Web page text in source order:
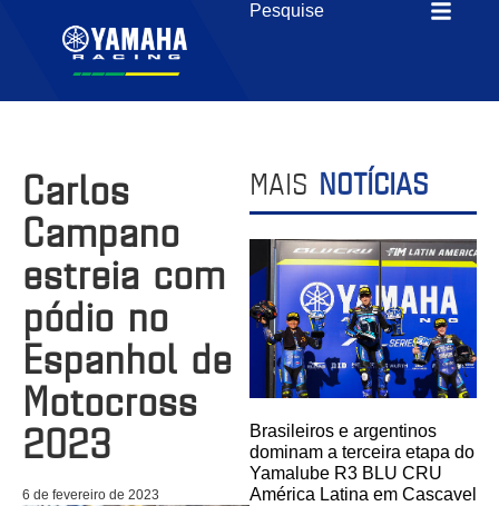
Carlos
Campano
estreia com
pódio no
Espanhol de
Motocross
2023
6 de fevereiro de 2023
MAIS NOTÍCIAS
Brasileiros e argentinos
dominam a terceira etapa do
Yamalube R3 BLU CRU
América Latina em Cascavel